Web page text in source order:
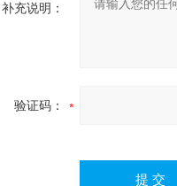
补充说明：
验证码：